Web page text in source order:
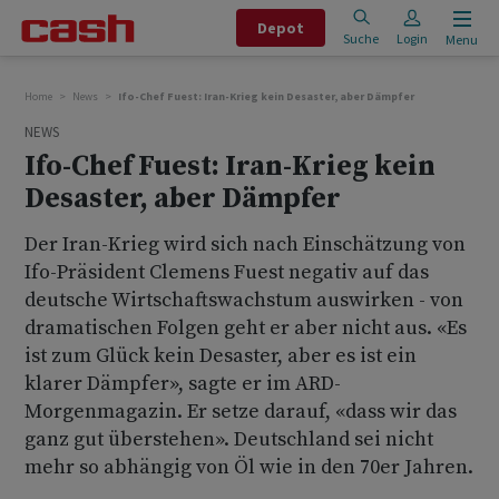
Depot
Suche Login Menu
Home News Ifo-Chef Fuest: Iran-Krieg kein Desaster, aber Dämpfer
NEWS
Ifo-Chef Fuest: Iran-Krieg kein
Desaster, aber Dämpfer
Der Iran-Krieg wird sich nach Einschätzung von
Ifo-Präsident Clemens Fuest negativ auf das
deutsche Wirtschaftswachstum auswirken - von
dramatischen Folgen geht er aber nicht aus. «Es
ist zum Glück kein Desaster, aber es ist ein
klarer Dämpfer», sagte er im ARD-
Morgenmagazin. Er setze darauf, «dass wir das
ganz gut überstehen». Deutschland sei nicht
mehr so abhängig von Öl wie in den 70er Jahren.